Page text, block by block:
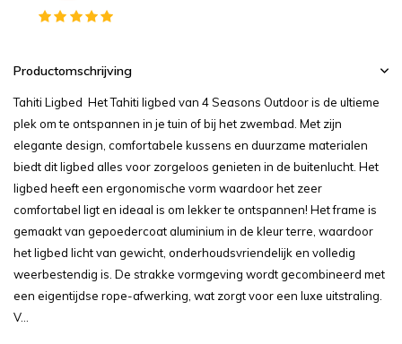
Productomschrijving
Tahiti Ligbed Het Tahiti ligbed van 4 Seasons Outdoor is de ultieme
plek om te ontspannen in je tuin of bij het zwembad. Met zijn
elegante design, comfortabele kussens en duurzame materialen
biedt dit ligbed alles voor zorgeloos genieten in de buitenlucht. Het
ligbed heeft een ergonomische vorm waardoor het zeer
comfortabel ligt en ideaal is om lekker te ontspannen! Het frame is
gemaakt van gepoedercoat aluminium in de kleur terre, waardoor
het ligbed licht van gewicht, onderhoudsvriendelijk en volledig
weerbestendig is. De strakke vormgeving wordt gecombineerd met
een eigentijdse rope-afwerking, wat zorgt voor een luxe uitstraling.
V...